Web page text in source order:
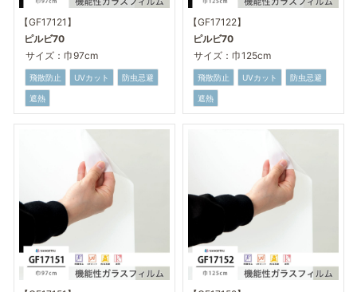
【GF17121】
ピルビ70
サイズ：巾97cm
飛散防止 UVカット 防虫忌避
遮熱
【GF17122】
ピルビ70
サイズ：巾125cm
飛散防止 UVカット 防虫忌避
遮熱